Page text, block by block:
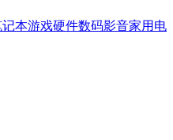
记本游戏硬件数码影音家用电